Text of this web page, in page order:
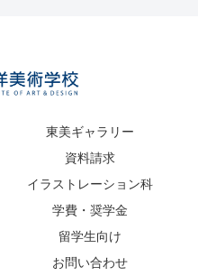
東美ギャラリー
資料請求
イラストレーション科
学費・奨学金
留学生向け
お問い合わせ